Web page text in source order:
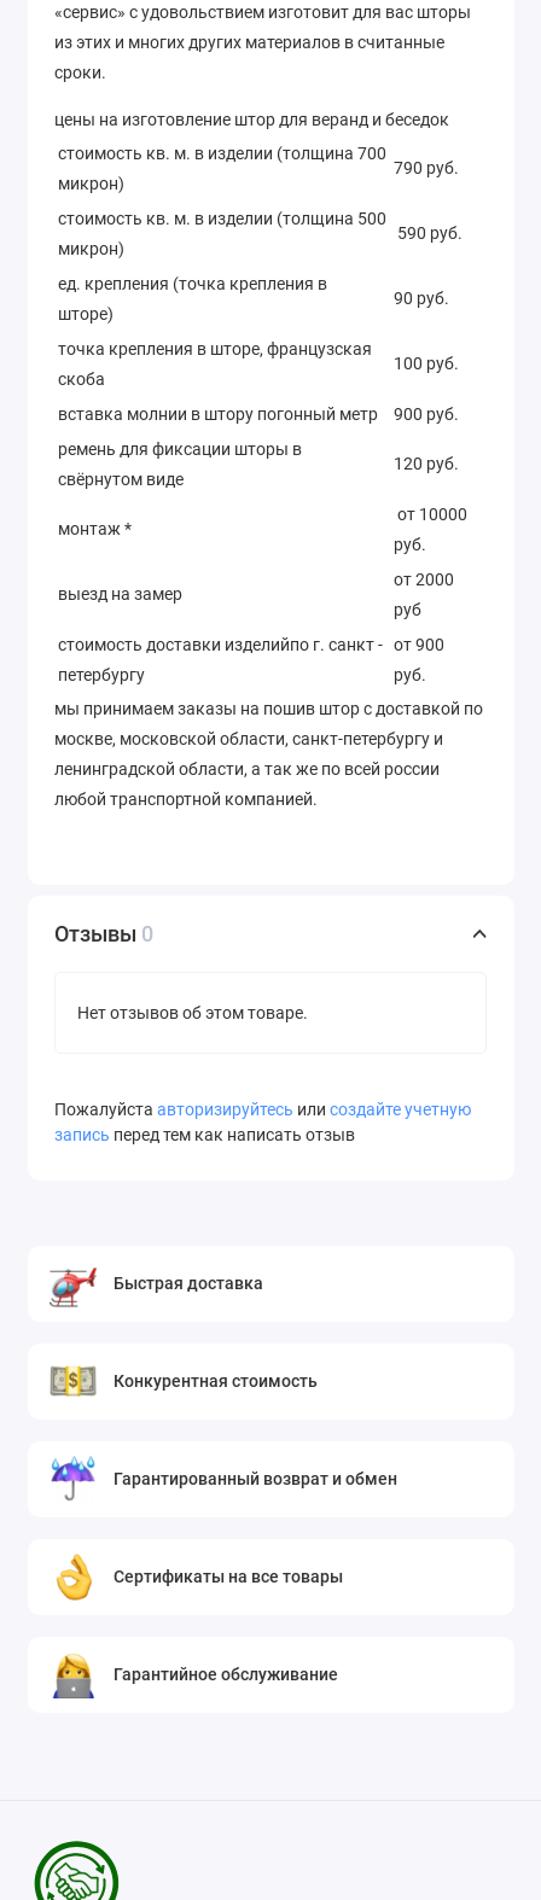
«сервис» с удовольствием изготовит для вас шторы
из этих и многих других материалов в считанные
сроки.
цены на изготовление штор для веранд и беседок
стоимость кв. м. в изделии (толщина 700
микрон)
790 руб.
стоимость кв. м. в изделии (толщина 500
микрон)
590 руб.
ед. крепления (точка крепления в
шторе)
90 руб.
точка крепления в шторе, французская
скоба
100 руб.
вставка молнии в штору погонный метр
900 руб.
ремень для фиксации шторы в
свёрнутом виде
120 руб.
монтаж *
от 10000
руб.
выезд на замер
от 2000
руб
стоимость доставки изделийпо г. санкт -
петербургу
от 900
руб.
мы принимаем заказы на пошив штор с доставкой по
москве, московской области, санкт-петербургу и
ленинградской области, а так же по всей россии
любой транспортной компанией.
Отзывы 0
Нет отзывов об этом товаре.
Пожалуйста авторизируйтесь или создайте учетную
запись перед тем как написать отзыв
Быстрая доставка
Конкурентная стоимость
Гарантированный возврат и обмен
Сертификаты на все товары
Гарантийное обслуживание